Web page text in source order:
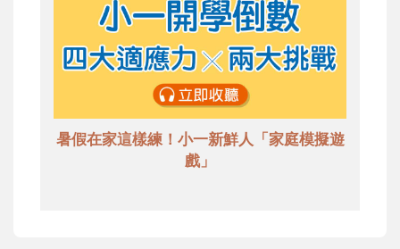
暑假在家這樣練！小一新鮮人「家庭模擬遊
戲」